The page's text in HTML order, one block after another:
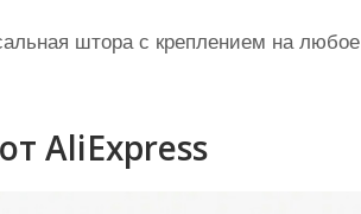
штора с креплением на любое
AliExpress